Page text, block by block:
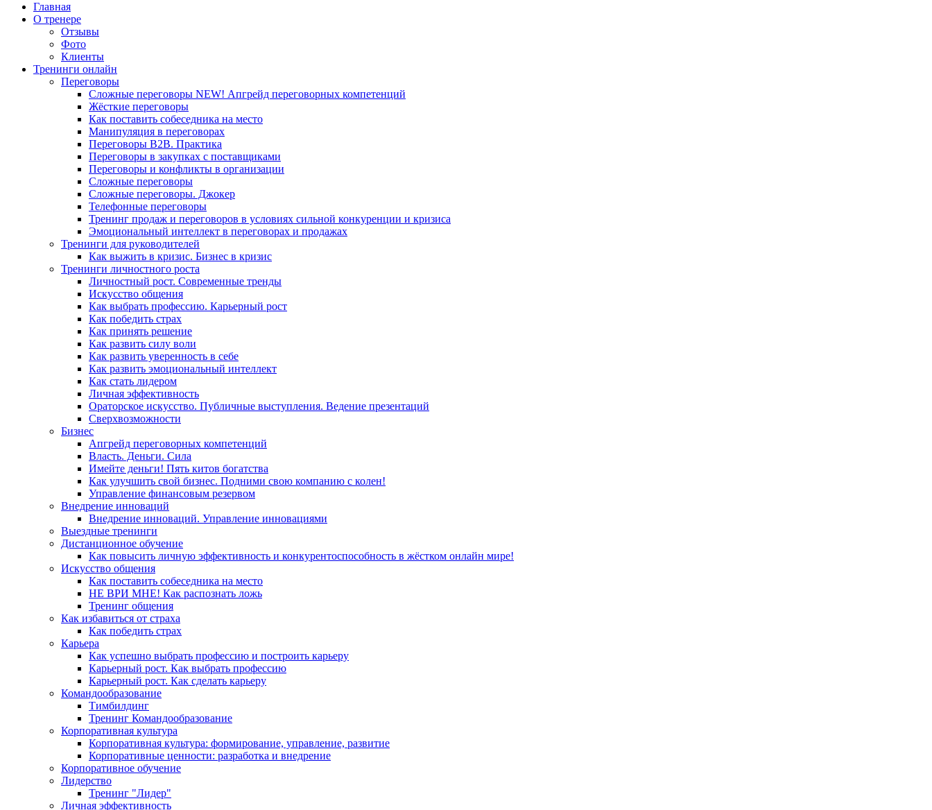
Главная
О тренере
Отзывы
Фото
Клиенты
Тренинги онлайн
Переговоры
Сложные переговоры NEW! Апгрейд переговорных компетенций
Жёсткие переговоры
Как поставить собеседника на место
Манипуляция в переговорах
Переговоры B2B. Практика
Переговоры в закупках с поставщиками
Переговоры и конфликты в организации
Сложные переговоры
Сложные переговоры. Джокер
Телефонные переговоры
Тренинг продаж и переговоров в условиях сильной конкуренции и кризиса
Эмоциональный интеллект в переговорах и продажах
Тренинги для руководителей
Как выжить в кризис. Бизнес в кризис
Тренинги личностного роста
Личностный рост. Современные тренды
Искусство общения
Как выбрать профессию. Карьерный рост
Как победить страх
Как принять решение
Как развить силу воли
Как развить уверенность в себе
Как развить эмоциональный интеллект
Как стать лидером
Личная эффективность
Ораторское искусство. Публичные выступления. Ведение презентаций
Сверхвозможности
Бизнес
Апгрейд переговорных компетенций
Власть. Деньги. Сила
Имейте деньги! Пять китов богатства
Как улучшить свой бизнес. Подними свою компанию с колен!
Управление финансовым резервом
Внедрение инноваций
Внедрение инноваций. Управление инновациями
Выездные тренинги
Дистанционное обучение
Как повысить личную эффективность и конкурентоспособность в жёстком онлайн мире!
Искусство общения
Как поставить собеседника на место
НЕ ВРИ МНЕ! Как распознать ложь
Тренинг общения
Как избавиться от страха
Как победить страх
Карьера
Как успешно выбрать профессию и построить карьеру
Карьерный рост. Как выбрать профессию
Карьерный рост. Как сделать карьеру
Командообразование
Тимбилдинг
Тренинг Командообразование
Корпоративная культура
Корпоративная культура: формирование, управление, развитие
Корпоративные ценности: разработка и внедрение
Корпоративное обучение
Лидерство
Тренинг "Лидер"
Личная эффективность